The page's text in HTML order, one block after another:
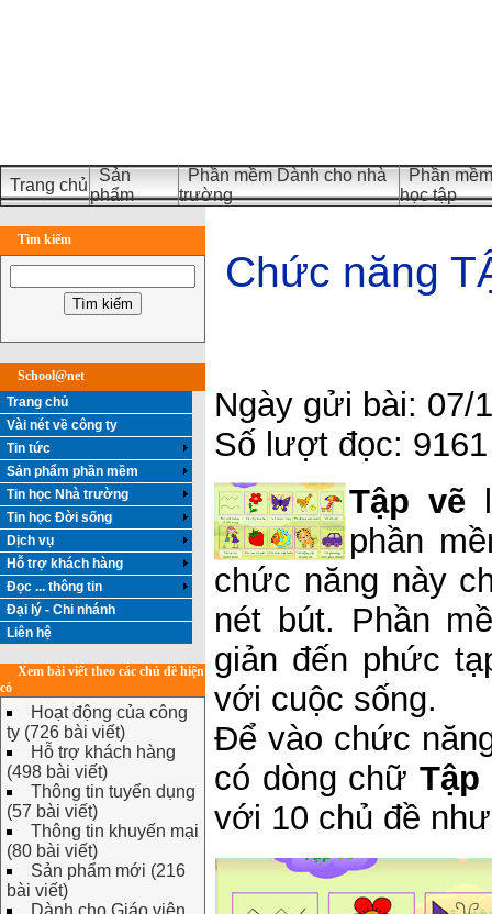
Trang chủ
Sản
phẩm
Phần mềm Dành cho nhà
trường
Phần
học tập
Tìm kiếm
School@net
Trang chủ
Vài nét về công ty
Tin tức
Sản phẩm phần mềm
Tin học Nhà trường
Tin học Đời sống
Dịch vụ
Hỗ trợ khách hàng
Đọc ... thông tin
Đại lý - Chi nhánh
Liên hệ
Xem bài viết theo các chủ đề hiện
có
Hoạt động của công
ty (726 bài viết)
Hỗ trợ khách hàng
(498 bài viết)
Thông tin tuyển dụng
(57 bài viết)
Thông tin khuyến mại
(80 bài viết)
Sản phẩm mới (216
bài viết)
Dành cho Giáo viên
Chức năng
Ngày gửi bài: 07/
Số lượt đọc: 9161
Tập vẽ
phần
chức năng này
nét bút. Phần
giản đến phức
với cuộc sống.
Để vào chức
có dòng chữ Tập
với 10 chủ đề